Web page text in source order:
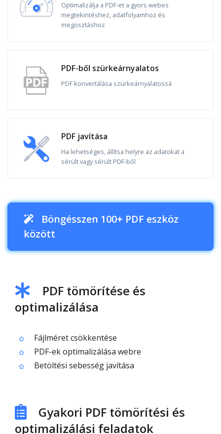
Optimalizálja a PDF-et a gyors webes
megtekintéshez, adatfolyamhoz és
megosztáshoz
PDF-ből szürkeárnyalatos
PDF konvertálása szürkeárnyalatossá
PDF javítása
Ha lehetséges, állítsa helyre az adatokat a
sérült vagy sérült PDF-ből
Böngésszen 100+ PDF eszköz
között
PDF tömörítése és
optimalizálása
Fájlméret csökkentése
PDF-ek optimalizálása webre
Betöltési sebesség javítása
Gyakori PDF tömörítési és
optimalizálási feladatok